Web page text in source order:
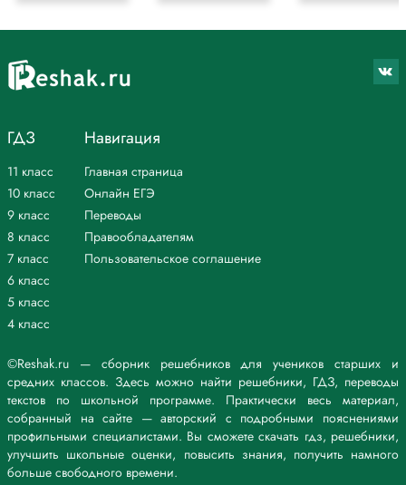
©Reshak.ru — сборник решебников для учеников старших и
средних классов. Здесь можно найти решебники, ГДЗ, переводы
текстов по школьной программе. Практически весь материал,
собранный на сайте — авторский с подробными пояснениями
профильными специалистами. Вы сможете скачать гдз, решебники,
улучшить школьные оценки, повысить знания, получить намного
больше свободного времени.
ГДЗ
11 класс
10 класс
9 класс
8 класс
7 класс
6 класс
5 класс
4 класс
Навигация
Главная страница
Онлайн ЕГЭ
Переводы
Правообладателям
Пользовательское соглашение